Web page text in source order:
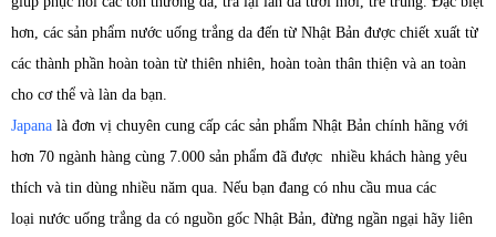
hơn, các sản phẩm nước uống trắng da đến từ Nhật Bản được chiết xuất từ
các thành phần hoàn toàn từ thiên nhiên, hoàn toàn thân thiện và an toàn
cho cơ thể và làn da bạn.
Japana là đơn vị chuyên cung cấp các sản phẩm Nhật Bản chính hãng với
hơn 70 ngành hàng cùng 7.000 sản phẩm đã được nhiều khách hàng yêu
thích và tin dùng nhiều năm qua. Nếu bạn đang có nhu cầu mua các
loại nước uống trắng da có nguồn gốc Nhật Bản, đừng ngần ngại hãy liên